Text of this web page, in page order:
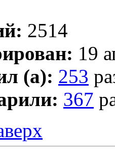
2514
19
(а): 253
367